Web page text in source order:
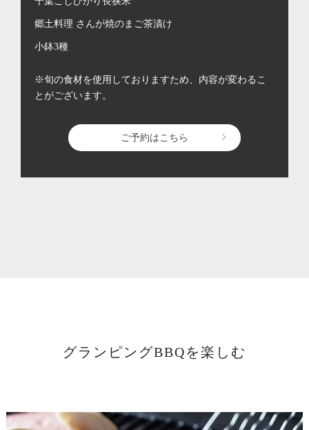
郷土料理 さんが焼のまご茶漬け
小鉢3種
※旬の食材を使用しておりますため、内容が変わるこ
とがございます。
ご予約はこちら
グランピングBBQを楽しむ